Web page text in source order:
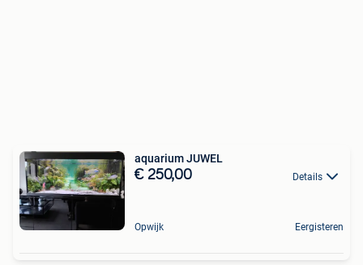
aquarium JUWEL
€ 250,00 Details
Opwijk Eergisteren